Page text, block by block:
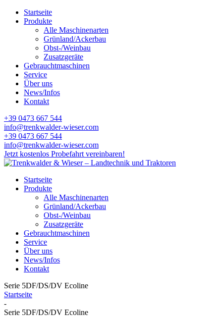
Startseite
Produkte
Alle Maschinenarten
Grünland/Ackerbau
Obst-/Weinbau
Zusatzgeräte
Gebrauchtmaschinen
Service
Über uns
News/Infos
Kontakt
+39 0473 667 544
info@trenkwalder-wieser.com
+39 0473 667 544
info@trenkwalder-wieser.com
Jetzt kostenlos Probefahrt vereinbaren!
Startseite
Produkte
Alle Maschinenarten
Grünland/Ackerbau
Obst-/Weinbau
Zusatzgeräte
Gebrauchtmaschinen
Service
Über uns
News/Infos
Kontakt
Serie 5DF/DS/DV Ecoline
Startseite
-
Serie 5DF/DS/DV Ecoline